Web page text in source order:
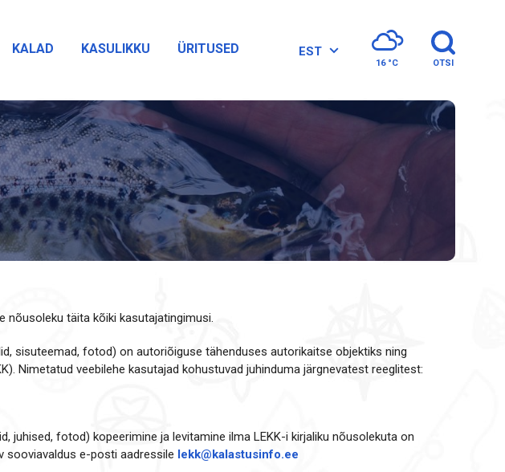
KALAD KASULIKKU ÜRITUSED EST
16 °C OTSI
nõusoleku täita kõiki kasutajatingimusi.
sisuteemad, fotod) on autoriõiguse tähenduses autorikaitse objektiks ning
Nimetatud veebilehe kasutajad kohustuvad juhinduma järgnevatest reeglitest:
juhised, fotod) kopeerimine ja levitamine ilma LEKK-i kirjaliku nõusolekuta on
sooviavaldus e-posti aadressile lekk@kalastusinfo.ee